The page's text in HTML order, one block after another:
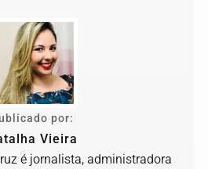
por:
Vieira
é jornalista, administradora